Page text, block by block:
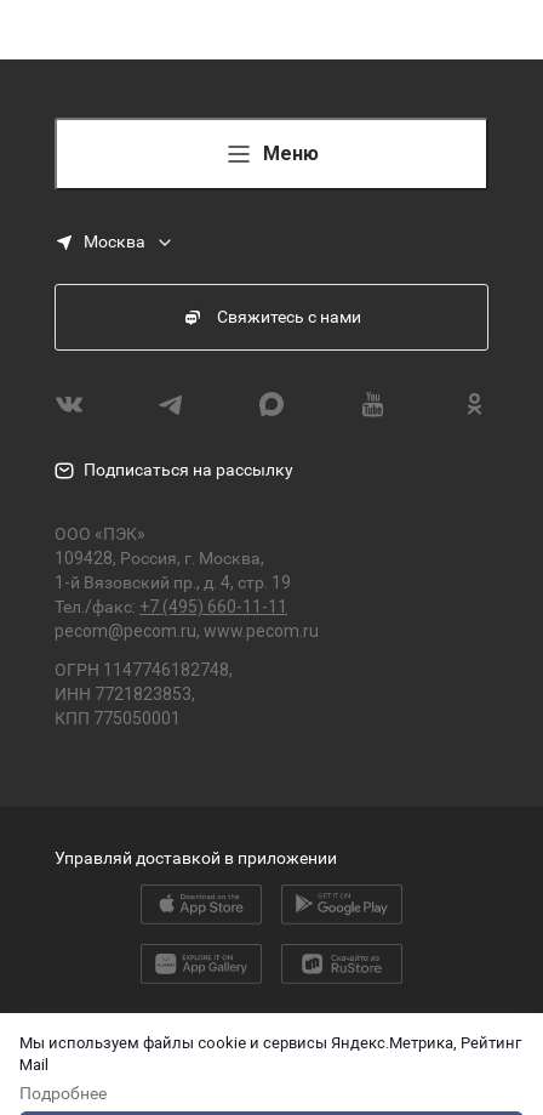
Мы используем файлы cookie и сервисы Яндекс.Метрика, Рейтинг
Mail
Подробнее
Меню
Москва
Свяжитесь с нами
Подписаться на рассылку
ООО «ПЭК»
109428, Россия, г. Москва,
1-й Вязовский пр., д. 4, стр. 19
Тел./факс: +7 (495) 660-11-11
pecom@pecom.ru, www.pecom.ru
ОГРН 1147746182748,
ИНН 7721823853,
КПП 775050001
2026 © ООО «ПЭК»
О защите персональных данных
Управляй доставкой в приложении